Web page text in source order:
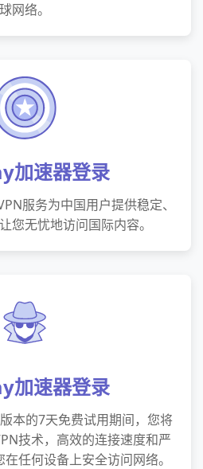
球网络。
加速器登录
服务为中国用户提供稳定、
您无忧地访问国际内容。
加速器登录
本的7天免费试用期间，您将
技术，高效的连接速度和严
任何设备上安全访问网络。